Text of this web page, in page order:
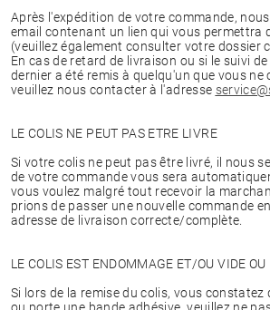
Après l'expédition de votre commande,
email contenant un lien qui vous permettra
(veuillez également consulter votre dossier
En cas de retard de livraison ou si le suivi
dernier a été remis à quelqu'un que vous ne
veuillez nous contacter à l'adresse
LE COLIS NE PEUT PAS ETRE LIVRE
Si votre colis ne peut pas être livré, il nous
de votre commande vous sera
vous voulez malgré tout recevoir la
prions de passer une nouvelle commande
adresse de livraison correcte/complète.
LE COLIS EST ENDOMMAGE ET/OU VIDE
Si lors de la remise du colis, vous constatez